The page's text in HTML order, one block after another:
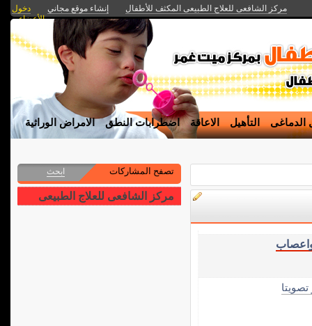
مركز الشافعى للعلاج الطبيعى المكثف للأطفال إنشاء موقع مجاني
دخول
الأعضاء
الدماغى التأهيل الاعاقة اضطرابات النطق الامراض الوراثية
تصويتا
تصفح المشاركات ابحث
مركز الشافعى للعلاج الطبيعى